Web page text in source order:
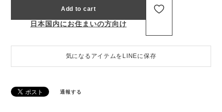
Add to cart
日本国内にお住まいの方向け
気になるアイテムをLINEに保存
通報する